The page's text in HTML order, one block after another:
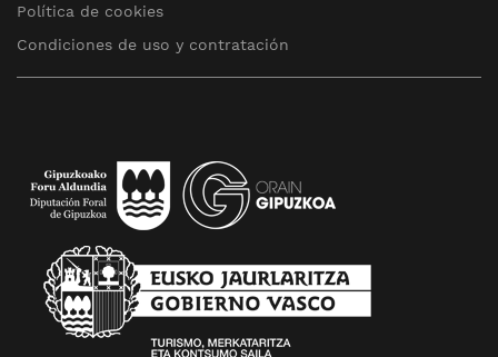
Política de cookies
Condiciones de uso y contratación